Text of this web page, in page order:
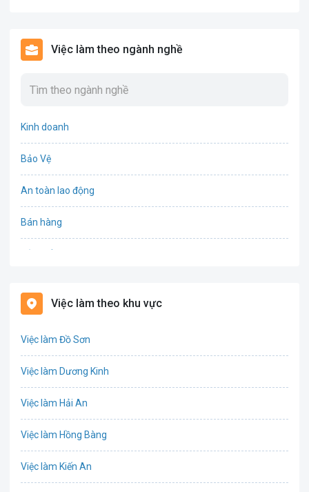
Việc làm theo ngành nghề
Kinh doanh
Bảo Vệ
An toàn lao động
Bán hàng
Biên phiên dịch
Việc làm theo khu vực
Việc làm Đồ Sơn
Việc làm Dương Kinh
Việc làm Hải An
Việc làm Hồng Bàng
Việc làm Kiến An